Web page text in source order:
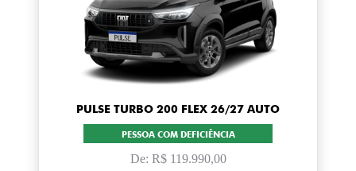
PULSE TURBO 200 FLEX 26/27 AUTO
PESSOA COM DEFICIÊNCIA
De: R$ 119.990,00